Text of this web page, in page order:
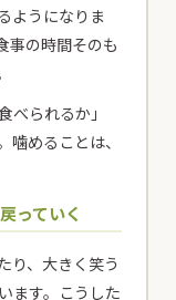
ようになりま
事の時間そのも
べられるか」
めることは、
っていく
り、大きく笑う
ます。こうした